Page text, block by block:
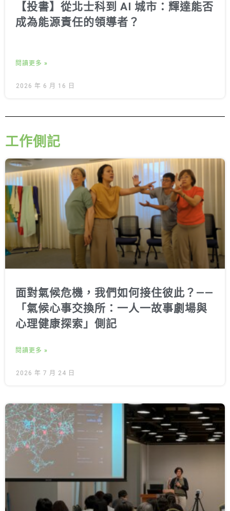
【投書】從北士科到 AI 城市：輝達能否
成為能源責任的領導者？
閱讀更多 »
2026 年 6 月 16 日
工作側記
面對氣候危機，我們如何接住彼此？——
「氣候心事交換所：一人一故事劇場與
心理健康探索」側記
閱讀更多 »
2026 年 7 月 24 日